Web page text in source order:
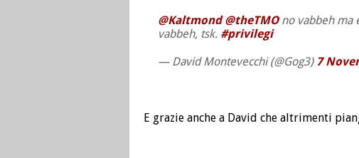
@Kaltmond @theTMOno vabbeh ma
vabbeh, tsk. #privilegi
— David Montevecchi (@Gog3) 7
E grazie anche a David che altrimenti